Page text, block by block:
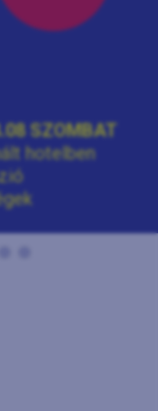
SZOMBAT
hotelben